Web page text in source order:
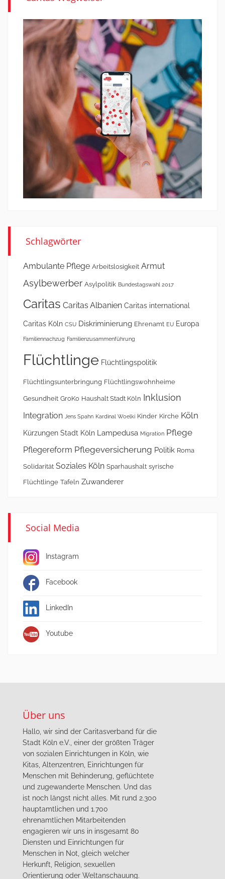
Schlagwörter
Ambulante Pflege Arbeitslosigkeit Armut
Asylbewerber Asylpolitik Bundestagswahl 2017
Caritas Caritas Albanien Caritas international
Caritas Köln CSU Diskriminierung Ehrenamt EU Europa
Familiennachzug Familienzusammenführung
Flüchtlinge Flüchtlingspolitik
Flüchtlingsunterbringung Flüchtlingswohnheime
Gesundheit GroKo Haushalt Stadt Köln Inklusion
Integration Jens Spahn Kardinal Woelki Kinder Kirche Köln
Kürzungen Stadt Köln Lampedusa Migration Pflege
Pflegereform Pflegeversicherung Politik Roma
Solidarität Soziales Köln Sparhaushalt syrische
Flüchtlinge Tafeln Zuwanderer
Social Media
Instagram
Facebook
LinkedIn
Youtube
Über uns
Hallo, wir sind der Caritasverband für die
Stadt Köln e.V., einer der größten Träger
von sozialen Einrichtungen in Köln, wie
Kitas, Altenzentren, Einrichtungen für
Menschen mit Behinderung, geflüchtete
und zugewanderte Menschen. Und das
ist noch längst nicht alles. Mit rund 2.300
hauptamtlichen und 1.700
ehrenamtlichen Mitarbeitenden
engagieren wir uns in insgesamt 80
Diensten und Einrichtungen für
Menschen in Not, gleich welcher
Herkunft, Religion, sexuellen
Orientierung oder Weltanschauung.